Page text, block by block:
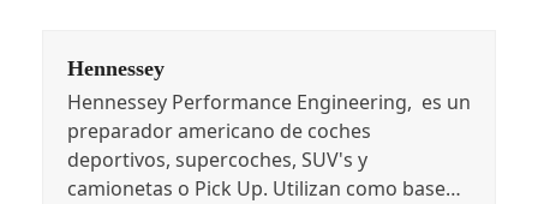
Hennessey
Hennessey Performance Engineering, es un
preparador americano de coches
deportivos, supercoches, SUV's y
camionetas o Pick Up. Utilizan como base…